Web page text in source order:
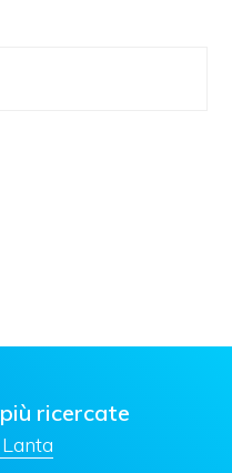
ricercate